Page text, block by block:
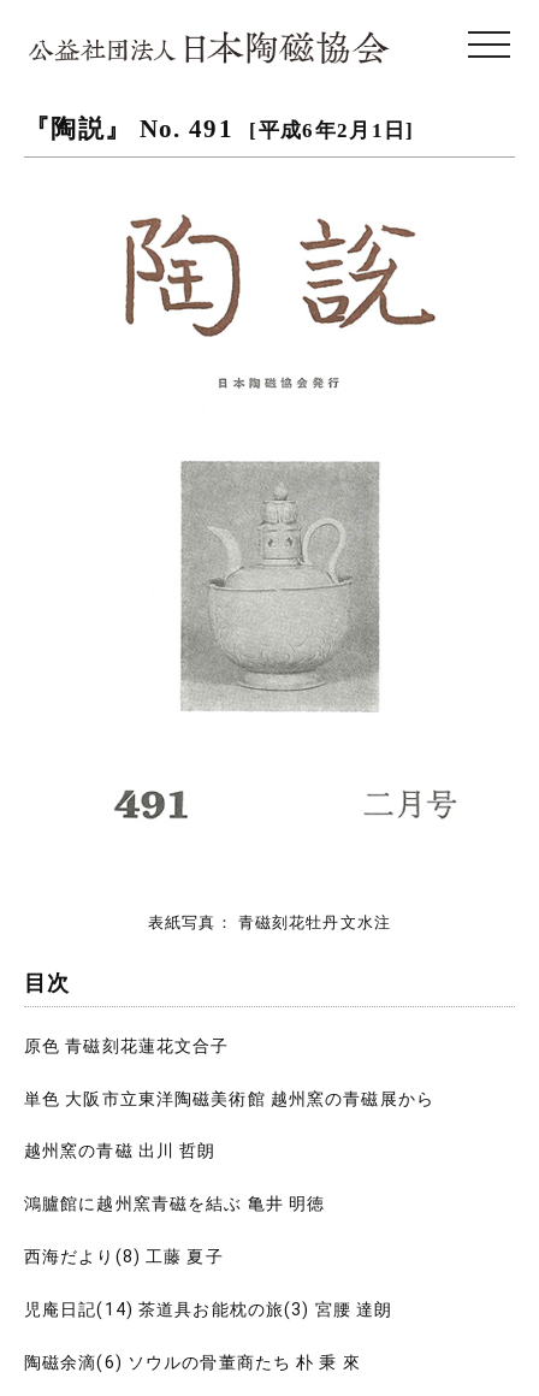
toggle
『陶説』 No. 491 [平成6年2月1日]
表紙写真： 青磁刻花牡丹文水注
目次
原色 青磁刻花蓮花文合子
単色 大阪市立東洋陶磁美術館 越州窯の青磁展から
越州窯の青磁 出川 哲朗
鴻臚館に越州窯青磁を結ぶ 亀井 明徳
西海だより(8) 工藤 夏子
児庵日記(14) 茶道具お能枕の旅(3) 宮腰 達朗
陶磁余滴(6) ソウルの骨董商たち 朴 秉 來